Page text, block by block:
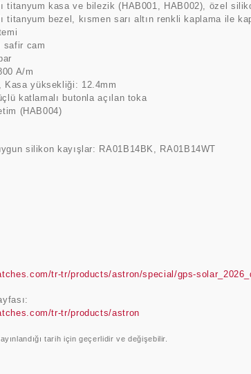
titanyum kasa ve bilezik (HAB001, HAB002), özel
titanyum bezel, kısmen sarı altın renkli kaplama ile
safir cam
A/m
Kasa yüksekliği: 12.4mm
katlamalı butonla açılan toka
(HAB004)
silikon kayışlar: RA01B14BK, RA01B14WT
tr-tr/products/astron/special/gps-
tr-tr/products/astron
tarih için geçerlidir ve değişebilir.